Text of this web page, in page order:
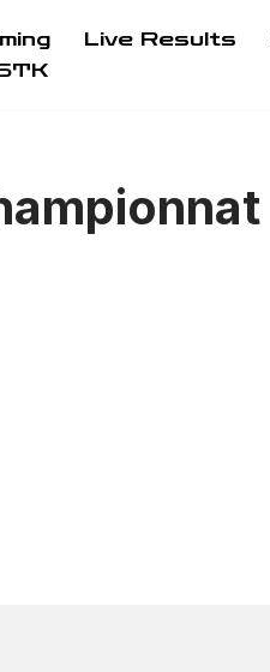
Live Results